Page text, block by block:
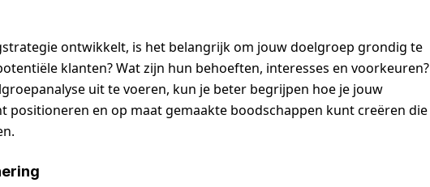
ontwikkelt, is het belangrijk om jouw doelgroep grondig te
klanten? Wat zijn hun behoeften, interesses en voorkeuren?
uit te voeren, kun je beter begrijpen hoe je jouw
positioneren en op maat gemaakte boodschappen kunt creëren die